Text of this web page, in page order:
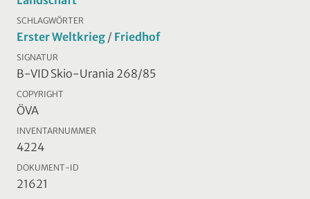
SCHLAGWÖRTER
Erster Weltkrieg / Friedhof
SIGNATUR
B-VID Skio-Urania 268/85
COPYRIGHT
ÖVA
INVENTARNUMMER
4224
DOKUMENT-ID
21621